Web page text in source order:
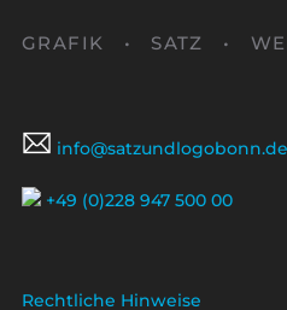
GRAFIK • SATZ •
info@satzundlogobonn.de
+49 (0)228 947 500 00
Rechtliche Hinweise